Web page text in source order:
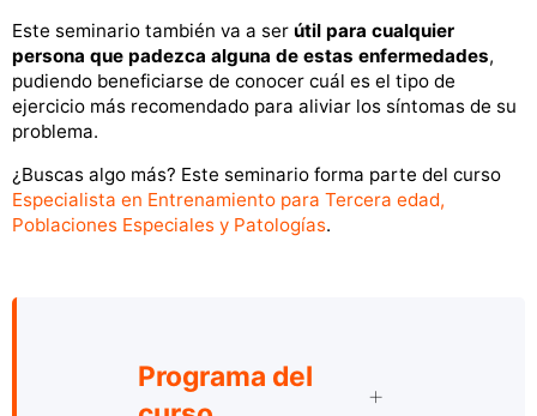
Este seminario también va a ser útil para cualquier
persona que padezca alguna de estas enfermedades,
pudiendo beneficiarse de conocer cuál es el tipo de
ejercicio más recomendado para aliviar los síntomas de su
problema.
¿Buscas algo más? Este seminario forma parte del curso
Especialista en Entrenamiento para Tercera edad,
Poblaciones Especiales y Patologías.
Programa del